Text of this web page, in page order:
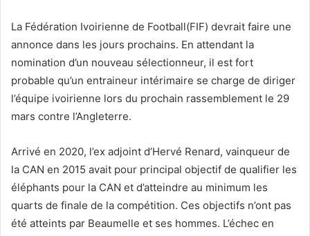
La Fédération Ivoirienne de Football(FIF) devrait faire une
annonce dans les jours prochains. En attendant la
nomination d’un nouveau sélectionneur, il est fort
probable qu’un entraineur intérimaire se charge de diriger
l’équipe ivoirienne lors du prochain rassemblement le 29
mars contre l’Angleterre.
Arrivé en 2020, l’ex adjoint d’Hervé Renard, vainqueur de
la CAN en 2015 avait pour principal objectif de qualifier les
éléphants pour la CAN et d’atteindre au minimum les
quarts de finale de la compétition. Ces objectifs n’ont pas
été atteints par Beaumelle et ses hommes. L’échec en